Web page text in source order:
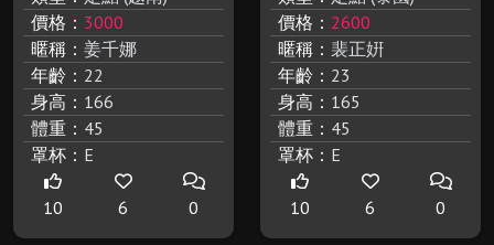
價格： 3000
暱稱： 姜千娜
年齡： 22
身高： 166
體重： 45
罩杯： E
10 6 0
價格： 2600
暱稱： 裴正姸
年齡： 23
身高： 165
體重： 45
罩杯： E
10 6 0